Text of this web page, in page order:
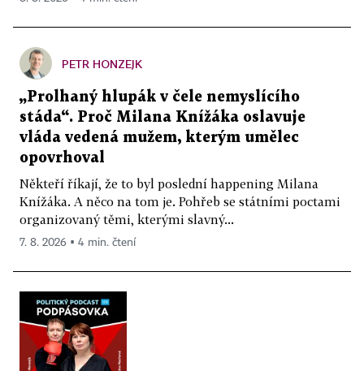
PETR HONZEJK
„Prolhaný hlupák v čele nemyslícího
stáda“. Proč Milana Knížáka oslavuje
vláda vedená mužem, kterým umělec
opovrhoval
Někteří říkají, že to byl poslední happening Milana
Knížáka. A něco na tom je. Pohřeb se státními poctami
organizovaný těmi, kterými slavný...
7. 8. 2026 ▪ 4 min. čtení